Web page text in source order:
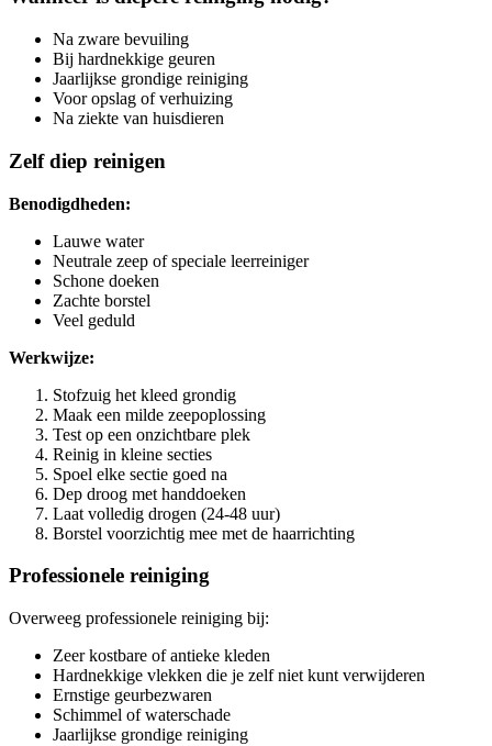
Na zware bevuiling
Bij hardnekkige geuren
Jaarlijkse grondige reiniging
Voor opslag of verhuizing
Na ziekte van huisdieren
Zelf diep reinigen
Benodigdheden:
Lauwe water
Neutrale zeep of speciale leerreiniger
Schone doeken
Zachte borstel
Veel geduld
Werkwijze:
Stofzuig het kleed grondig
Maak een milde zeepoplossing
Test op een onzichtbare plek
Reinig in kleine secties
Spoel elke sectie goed na
Dep droog met handdoeken
Laat volledig drogen (24-48 uur)
Borstel voorzichtig mee met de haarrichting
Professionele reiniging
Overweeg professionele reiniging bij:
Zeer kostbare of antieke kleden
Hardnekkige vlekken die je zelf niet kunt verwijderen
Ernstige geurbezwaren
Schimmel of waterschade
Jaarlijkse grondige reiniging